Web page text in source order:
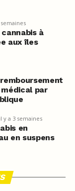
à
aux îles
par
il y a 3 semaines
en
en suspens